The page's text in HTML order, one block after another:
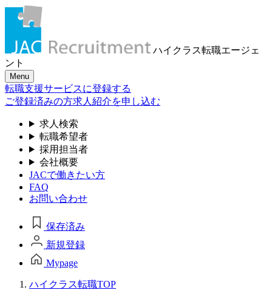
ハイクラス転職エージェ
ント
Menu
転職支援サービスに登録する
ご登録済みの方求人紹介を申し込む
求人検索
転職希望者
採用担当者
会社概要
JACで働きたい方
FAQ
お問い合わせ
保存済み
新規登録
Mypage
ハイクラス転職TOP